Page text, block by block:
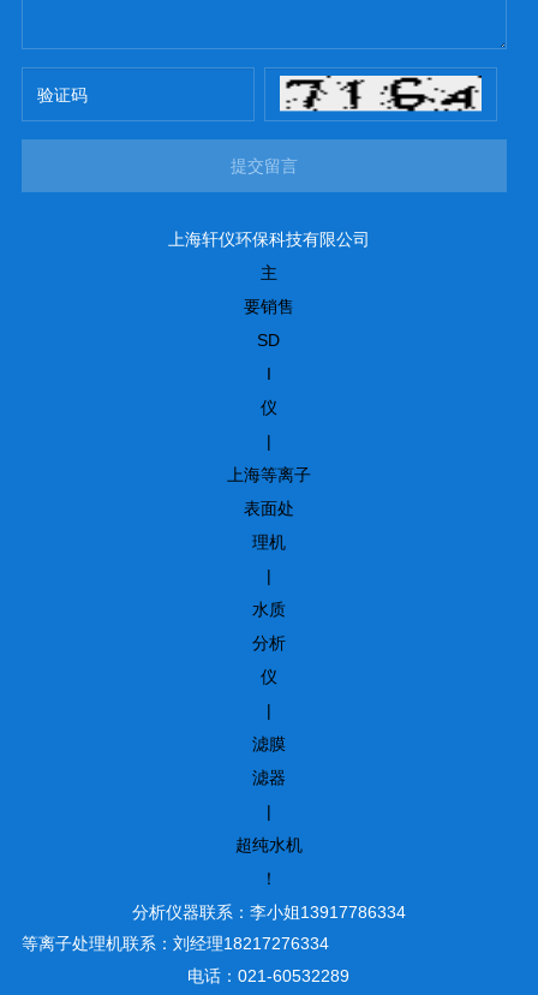
提交留言
上海轩仪环保科技有限公司
主
要销售
SD
I
仪
|
上海等离子
表面处
理机
|
水质
分析
仪
|
滤膜
滤器
|
超纯水机
！
分析仪器联系：李小姐13917786334
等离子处理机联系：刘经理18217276334
电话：021-60532289